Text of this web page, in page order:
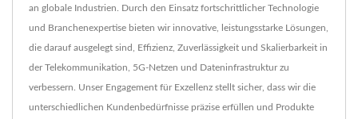
an globale Industrien. Durch den Einsatz fortschrittlicher Technologie
und Branchenexpertise bieten wir innovative, leistungsstarke Lösungen,
die darauf ausgelegt sind, Effizienz, Zuverlässigkeit und Skalierbarkeit in
der Telekommunikation, 5G-Netzen und Dateninfrastruktur zu
verbessern. Unser Engagement für Exzellenz stellt sicher, dass wir die
unterschiedlichen Kundenbedürfnisse präzise erfüllen und Produkte